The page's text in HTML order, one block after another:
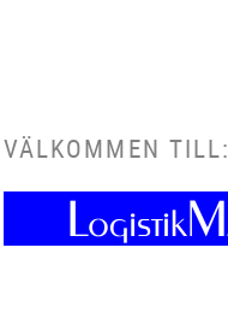
VÄLKOMMEN TILL: